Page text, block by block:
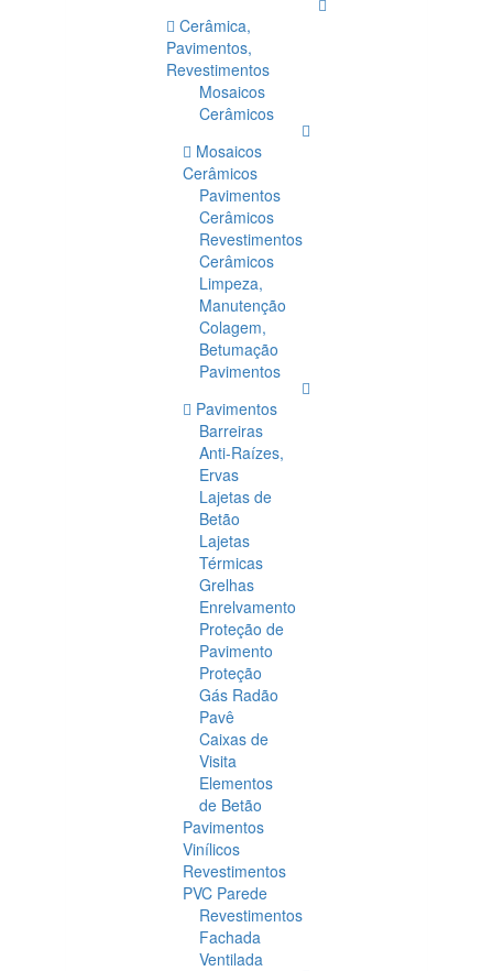
Cerâmica,
Pavimentos,
Revestimentos
Mosaicos
Cerâmicos
Mosaicos
Cerâmicos
Pavimentos
Cerâmicos
Revestimentos
Cerâmicos
Limpeza,
Manutenção
Colagem,
Betumação
Pavimentos
Pavimentos
Barreiras
Anti-Raízes,
Ervas
Lajetas de
Betão
Lajetas
Térmicas
Grelhas
Enrelvamento
Proteção de
Pavimento
Proteção
Gás Radão
Pavê
Caixas de
Visita
Elementos
de Betão
Pavimentos
Vinílicos
Revestimentos
PVC Parede
Revestimentos
Fachada
Ventilada